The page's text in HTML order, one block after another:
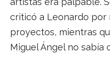
criticó a Leonardo por
proyectos, mientras
Miguel Ángel no sabía